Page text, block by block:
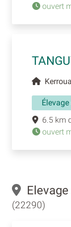
ouvert
6.5 km
ouvert
(22290)